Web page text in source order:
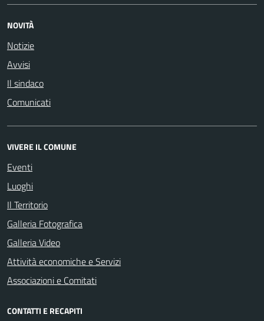
NOVITÀ
Notizie
Avvisi
Il sindaco
Comunicati
VIVERE IL COMUNE
Eventi
Luoghi
Il Territorio
Galleria Fotografica
Galleria Video
Attività economiche e Servizi
Associazioni e Comitati
CONTATTI E RECAPITI